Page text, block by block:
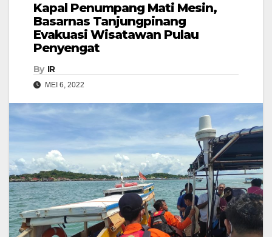
Kapal Penumpang Mati Mesin,
Basarnas Tanjungpinang
Evakuasi Wisatawan Pulau
Penyengat
By IR
MEI 6, 2022